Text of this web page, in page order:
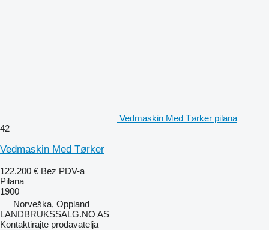
Vedmaskin Med Tørker pilana
42
Vedmaskin Med Tørker
122.200 € Bez PDV-a
Pilana
1900
Norveška, Oppland
LANDBRUKSSALG.NO AS
Kontaktirajte prodavatelja